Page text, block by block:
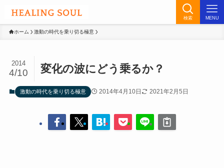
検索 MENU
ホーム 激動の時代を乗り切る極意
変化の波にどう乗るか？
2014
4/10
激動の時代を乗り切る極意 2014年4月10日 2021年2月5日